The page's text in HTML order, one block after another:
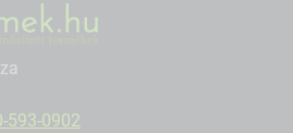
593-0902